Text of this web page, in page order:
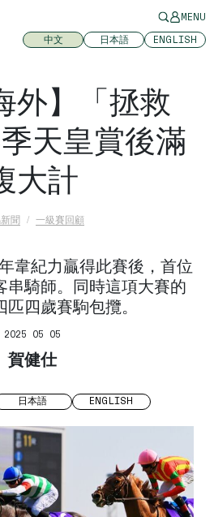
MENU
中文 日本語 ENGLISH
外】「拯救
天皇賞後滿
大計
聞 一級賽回顧
韋紀力贏得此賽後，首位
串騎師。同時這項大賽的
四歲賽駒包攬。
2025 05 05
賀健仕
日本語 ENGLISH